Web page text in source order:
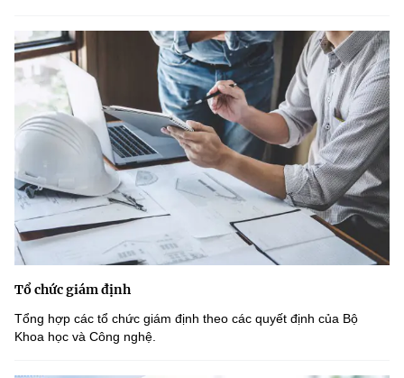
Tổ chức giám định
Tổng hợp các tổ chức giám định theo các quyết định của Bộ
Khoa học và Công nghệ.